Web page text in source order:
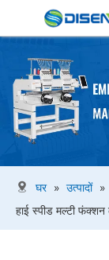
घर » उत्पादों »
हाई स्पीड मल्टी